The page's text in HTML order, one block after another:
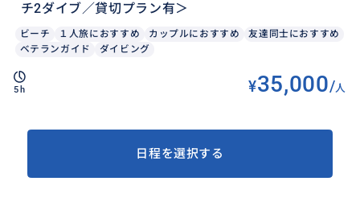
チ2ダイブ／貸切プラン有＞
ビーチ １人旅におすすめ カップルにおすすめ
友達同士におすすめ
ベテランガイド
ダイビング
5h ¥35,000/人
日程を選択する